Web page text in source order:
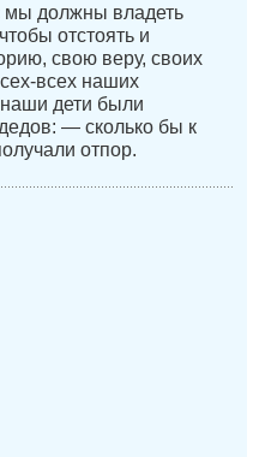
мы должны владеть
отстоять и
свою веру, своих
всех наших
дети были
— сколько бы к
отпор.